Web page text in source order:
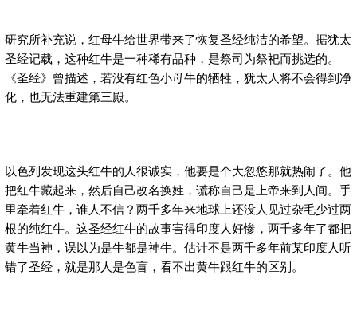
研究所补充说，红母牛给世界带来了恢复圣经纯洁的希望。据犹太
圣经记载，这种红牛是一种稀有品种，是祭司为祭祀而挑选的。
《圣经》曾描述，若没有红色小母牛的牺牲，犹太人将不会得到净
化，也无法重建第三殿。
以色列发现这头红牛的人很诚实，他要是个大忽悠那就热闹了。他
把红牛藏起来，然后自己改名换姓，谎称自己是上帝来到人间。手
里牵着红牛，谁人不信？两千多年来地球上还没人见过杂毛少过两
根的纯红牛。这圣经红牛的故事害得印度人好惨，两千多年了都把
黄牛当神，误以为是牛都是神牛。估计不是两千多年前某印度人听
错了圣经，就是那人是色盲，看不出黄牛跟红牛的区别。